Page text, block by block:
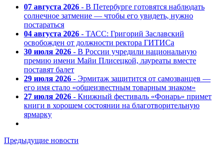
07 августа 2026 - В Петербурге готовятся наблюдать
солнечное затмение — чтобы его увидеть, нужно
постараться
04 августа 2026 - ТАСС: Григорий Заславский
освобожден от должности ректора ГИТИСа
30 июля 2026 - В России учредили национальную
премию имени Майи Плисецкой, лауреаты вместе
поставят балет
29 июля 2026 - Эрмитаж защитится от самозванцев —
его имя стало «общеизвестным товарным знаком»
27 июля 2026 - Книжный фестиваль «Фонарь» примет
книги в хорошем состоянии на благотворительную
ярмарку
Предыдущие новости